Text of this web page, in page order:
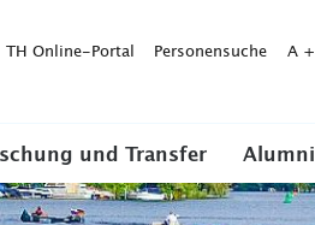
TH Online-Portal Personensuche A +
und Transfer Alumni